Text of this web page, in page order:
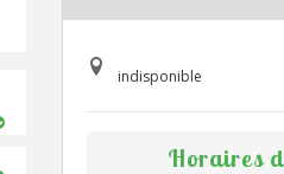
indisponible
Horaires